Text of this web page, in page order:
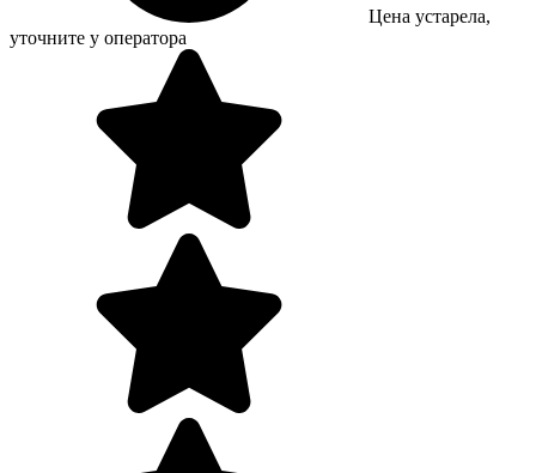
Цена устарела,
уточните у оператора